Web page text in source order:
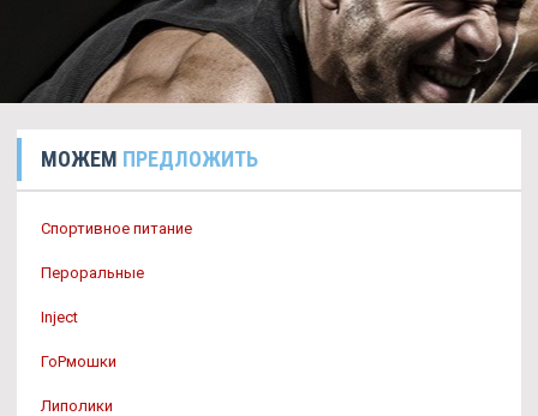
МОЖЕМ ПРЕДЛОЖИТЬ
Спортивное питание
Пероральные
Inject
ГоРмошки
Липолики